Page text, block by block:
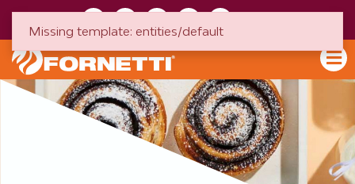
Missing template: entities/default